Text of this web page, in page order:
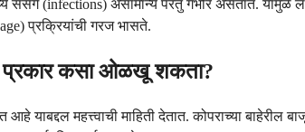
संसर्ग (infections) असामान्य परंतु गंभीर असतात.
प्रक्रियांची गरज भासते.
प्रकार कसा ओळखू शकता?
महत्त्वाची माहिती देतात. कोपराच्या बाहेरील